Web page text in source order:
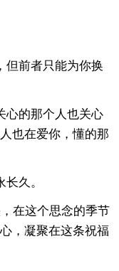
但前者只能为你换
心的那个人也关心
也在爱你，懂的那
久。
在这个思念的季节
，凝聚在这条祝福